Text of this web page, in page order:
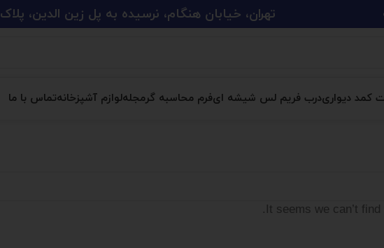
تهران، خیابان هنگام، نرسیده به پل زین الدین، پلاک 708، فروشگاه ایما
کمد دیواریدرب فریم لس شیشه ایفرم محاسبه گرمجلهلوازم آشپزخانهتماس با ما
It seems we can’t